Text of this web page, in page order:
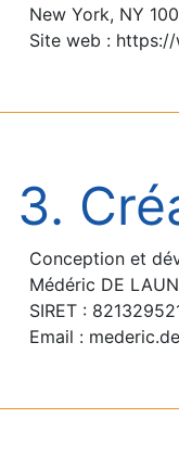
New York, NY
Site web :
3.
Conception et
Médéric DE
SIRET :
Email :